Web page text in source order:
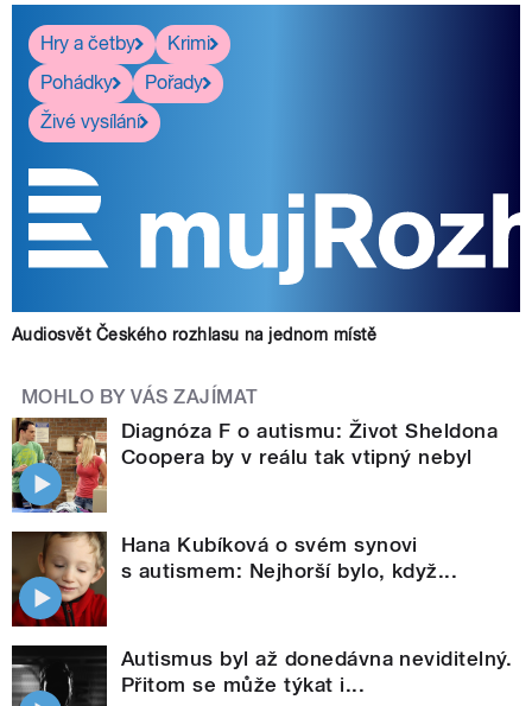
Hry a četby
Krimi
Pohádky
Pořady
Živé vysílání
Audiosvět Českého rozhlasu na jednom místě
MOHLO BY VÁS ZAJÍMAT
Diagnóza F o autismu: Život Sheldona
Coopera by v reálu tak vtipný nebyl
Hana Kubíková o svém synovi
s autismem: Nejhorší bylo, když...
Autismus byl až donedávna neviditelný.
Přitom se může týkat i...